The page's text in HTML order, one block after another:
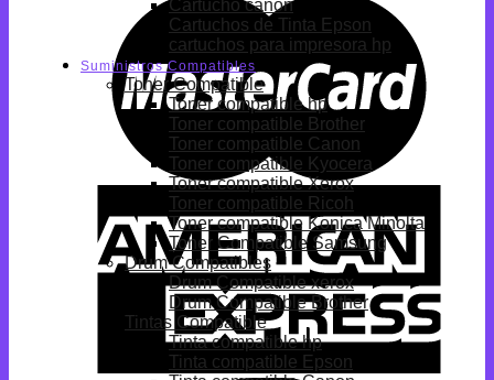
Cartucho canon
Cartuchos de Tinta Epson
cartuchos para impresora hp
Suministros Compatibles
Toner Compatible
Toner compatible hp
Toner compatible Brother
Toner compatible Canon
Toner compatible Kyocera
Toner compatible Xerox
Toner compatible Ricoh
Toner compatible Konica Minolta
Toner Compatible Samsung
Drum Compatibles
Drum Compatible xerox
Drum Compatible Brother
Tintas Compatible
Tinta compatible hp
Tinta compatible Epson